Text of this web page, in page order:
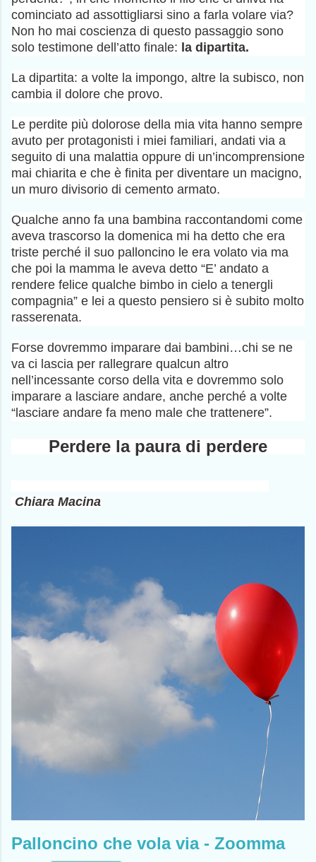
cominciato ad assottigliarsi sino a farla volare via?
Non ho mai coscienza di questo passaggio sono
solo testimone dell’atto finale: la dipartita.
La dipartita: a volte la impongo, altre la subisco, non
cambia il dolore che provo.
Le perdite più dolorose della mia vita hanno sempre
avuto per protagonisti i miei familiari, andati via a
seguito di una malattia oppure di un’incomprensione
mai chiarita e che è finita per diventare un macigno,
un muro divisorio di cemento armato.
Qualche anno fa una bambina raccontandomi come
aveva trascorso la domenica mi ha detto che era
triste perché il suo palloncino le era volato via ma
che poi la mamma le aveva detto “E’ andato a
rendere felice qualche bimbo in cielo a tenergli
compagnia” e lei a questo pensiero si è subito molto
rasserenata.
Forse dovremmo imparare dai bambini…chi se ne
va ci lascia per rallegrare qualcun altro
nell’incessante corso della vita e dovremmo solo
imparare a lasciare andare, anche perché a volte
“lasciare andare fa meno male che trattenere”.
Perdere la paura di perdere
Chiara Macina
Palloncino che vola via - Zoomma